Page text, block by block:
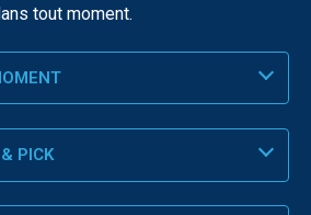
tout moment.
PICK